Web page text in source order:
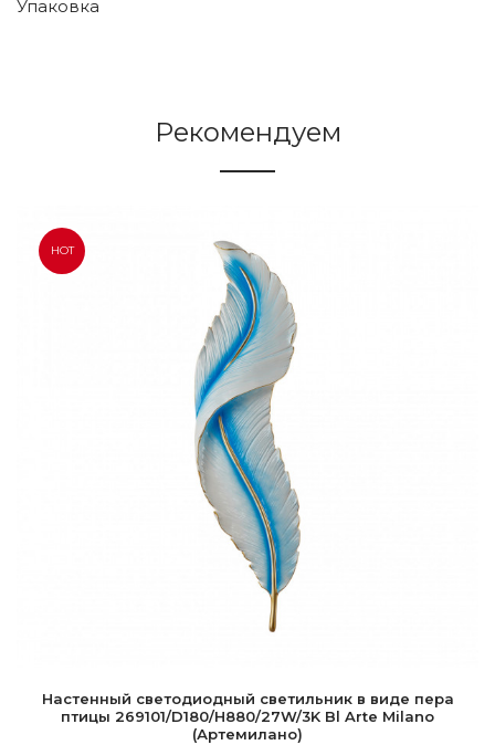
Упаковка
Рекомендуем
HOT
Настенный светодиодный светильник в виде пера
птицы 269101/D180/H880/27W/3K Bl Arte Milano
(Артемилано)